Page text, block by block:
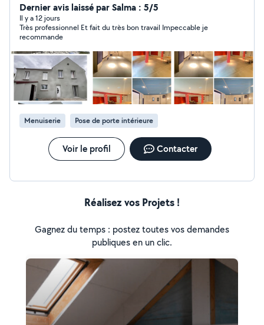
qualité, la solidité et la satisfaction de mes clients sont
mes priorités. Je propose mes services dans les
domaines suivants : * Gros œuvre et finitions *
Maçonnerie (construction de murs, coffrage) * Pose de
carrelage et faïence * Plâtrerie, peinture et décoration *
Pose de parquet * Installation de cuisines et montage
de meubles * Travaux en marbre et granit Je m'engage à
fournir un travail soigné, propre et livré dans les délais.
Pour toute information ou demande de devis, n'hésitez
pas à me contacter. Cordialement, Ferhat
Dernier avis laissé par Salma : 5/5
Il y a 12 jours
Très professionnel Et fait du très bon travail Impeccable je
recommande
Menuiserie Pose de porte intérieure
Voir le profil Contacter
Réalisez vos Projets !
Gagnez du temps : postez toutes vos demandes
publiques en un clic.